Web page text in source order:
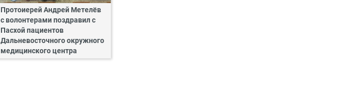
Протоиерей Андрей Метелёв
с волонтерами поздравил с
Пасхой пациентов
Дальневосточного окружного
медицинского центра